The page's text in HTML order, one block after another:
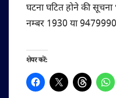
घटना घटित होने की
नम्बर 1930 या
शेयर करें: